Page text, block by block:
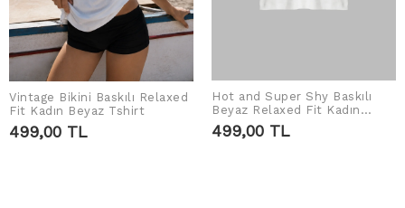
SEPETE EKLE
Vintage Bikini Baskılı Relaxed
Fit Kadın Beyaz Tshirt
499,00 TL
SEPETE EKLE
Hot and Super Shy Baskılı
Beyaz Relaxed Fit Kadın
Tshirt
499,00 TL